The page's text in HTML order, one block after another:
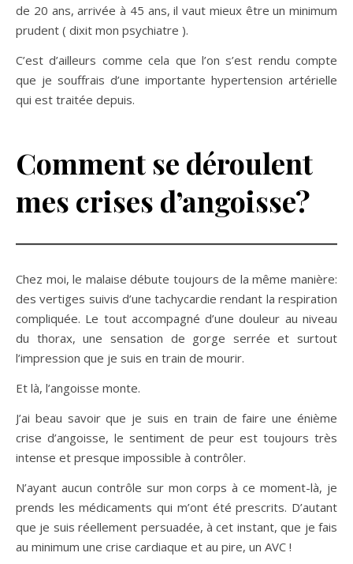
de 20 ans, arrivée à 45 ans, il vaut mieux être un minimum
prudent ( dixit mon psychiatre ).
C’est d’ailleurs comme cela que l’on s’est rendu compte
que je souffrais d’une importante hypertension artérielle
qui est traitée depuis.
Comment se déroulent
mes crises d’angoisse?
Chez moi, le malaise débute toujours de la même manière:
des vertiges suivis d’une tachycardie rendant la respiration
compliquée. Le tout accompagné d’une douleur au niveau
du thorax, une sensation de gorge serrée et surtout
l’impression que je suis en train de mourir.
Et là, l’angoisse monte.
J’ai beau savoir que je suis en train de faire une énième
crise d’angoisse, le sentiment de peur est toujours très
intense et presque impossible à contrôler.
N’ayant aucun contrôle sur mon corps à ce moment-là, je
prends les médicaments qui m’ont été prescrits. D’autant
que je suis réellement persuadée, à cet instant, que je fais
au minimum une crise cardiaque et au pire, un AVC !